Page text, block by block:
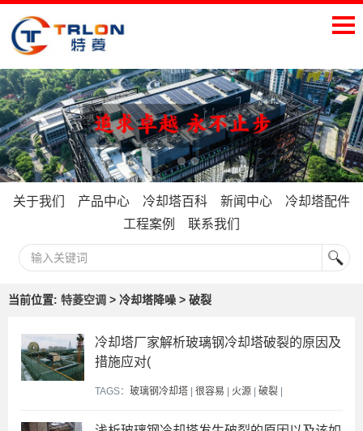
关于我们 产品中心 冷却塔百科 新闻中心
冷却塔配件
工程案例
联系我们
当前位置: 特菱空调 > 冷却塔降噪 > 破裂
冷却塔厂家解析玻璃钢冷却塔破裂的原因及
措施应对(
TAGS： 玻璃钢冷却塔 | 很容易 | 火源 | 破裂 |